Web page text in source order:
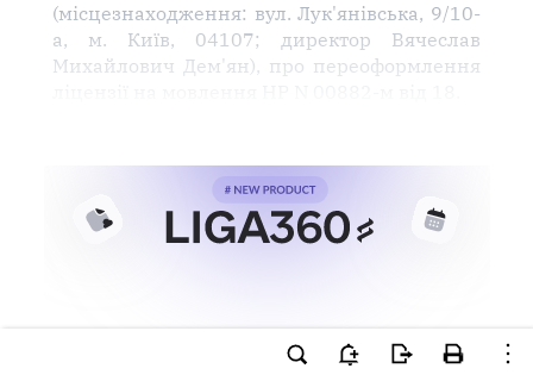
(місцезнаходження: вул. Лук'янівська, 9/10-
а, м. Київ, 04107; директор Вячеслав
Михайлович Дем'ян), про переоформлення
Ви намагаєтесь використати